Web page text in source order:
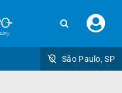
seu
São Paulo, SP